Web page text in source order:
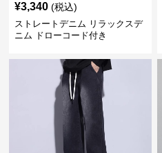
¥3,340 (税込)
ストレートデニム リラックスデ
ニム ドローコード付き